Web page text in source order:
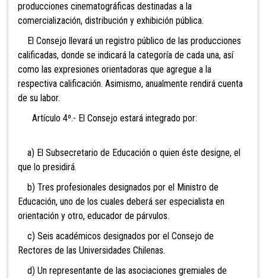
producciones cinematográficas destinadas a la
comercialización, distribución y exhibición pública.
El Consejo llevará un registro público de las producciones
calificadas, donde se indicará la categoría de cada una, así
como las expresiones orientadoras que agregue a la
respectiva calificación. Asimismo, anualmente rendirá cuenta
de su labor.
Artículo 4º.- El Consejo estará integrado por:
a) El Subsecretario de Educación o quien éste designe, el
que lo presidirá.
b) Tres profesionales designados por el Ministro de
Educación, uno de los cuales deberá ser especialista en
orientación y otro, educador de párvulos.
c) Seis académicos designados por el Consejo de
Rectores de las Universidades Chilenas.
d) Un representante de las asociaciones gremiales de